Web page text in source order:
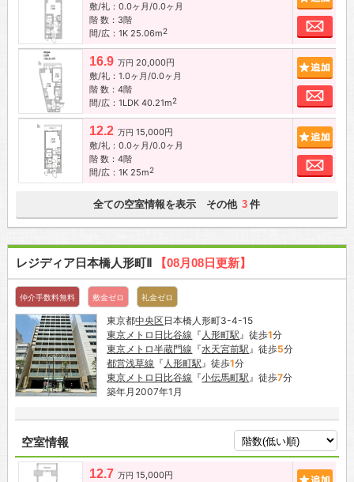
敷/礼：0.0ヶ月/0.0ヶ月
階 数：3階
間/広：1K 25.06m2
お
16.9 万円 20,000円
敷/礼：1.0ヶ月/0.0ヶ月
階 数：4階
間/広：1LDK 40.21m2
お
12.2 万円 15,000円
敷/礼：0.0ヶ月/0.0ヶ月
階 数：4階
間/広：1K 25m2
お
全ての空室情報を表示 その他 3 件
レジディア日本橋人形町Ⅱ 【08月08日更新】
仲介手数料無料 敷金ゼロ 礼金ゼロ
東京都中央区日本橋人形町3-4-15
東京メトロ日比谷線 『 人形町駅』徒歩1分
東京メトロ半蔵門線 『水天宮前駅』徒歩5分
都営浅草線 『 人形町駅』徒歩1分
東京メトロ日比谷線 『小伝馬町駅』徒歩7分
築年月2007年1月
空室情報
12.7 万円 15,000円